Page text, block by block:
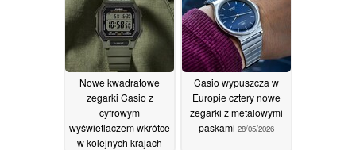
Nowe kwadratowe
zegarki Casio z
cyfrowym
wyświetlaczem wkrótce
w kolejnych krajach
Casio wypuszcza w
Europie cztery nowe
zegarki z metalowymi
paskami 28/05/2026